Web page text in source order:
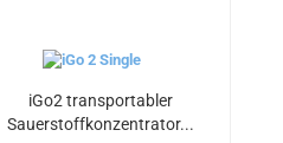
iGo2 transportabler
Sauerstoffkonzentrator...